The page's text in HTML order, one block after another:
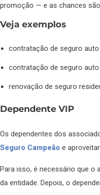
promoção — e as chances
Veja exemplos
contratação de seguro auto
contratação de seguro
renovação de seguro
Dependente VIP
Os dependentes dos
Seguro Campeão e
Para isso, é necessário que o
da entidade. Depois, o